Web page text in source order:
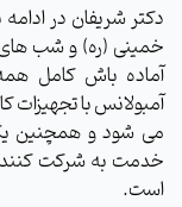
دکتر شریفان در
خمینی (ره) و شب
آمبولانس با
می شود و همچنین
خدمت به شرکت
است.